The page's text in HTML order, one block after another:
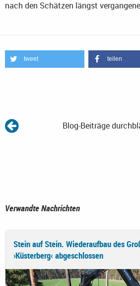
nach den Schätzen längst
tweet teilen
Blog-Beiträge
Verwandte Nachrichten
Stein auf Stein. Wiederaufbau des
›Küsterberg‹ abgeschlossen